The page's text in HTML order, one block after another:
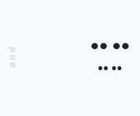
●● ●●
●● ●●